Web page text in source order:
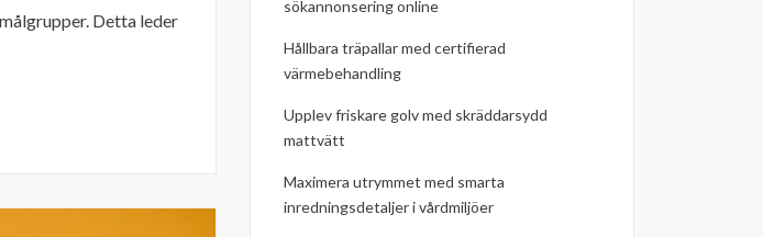
Detta leder
sökannonsering online
Hållbara träpallar med certifierad
värmebehandling
Upplev friskare golv med skräddarsydd
mattvätt
Maximera utrymmet med smarta
inredningsdetaljer i vårdmiljöer